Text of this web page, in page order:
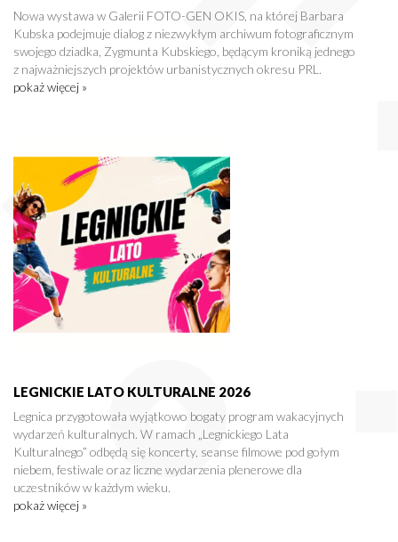
Nowa wystawa w Galerii FOTO-GEN OKIS, na której Barbara
Kubska podejmuje dialog z niezwykłym archiwum fotograficznym
swojego dziadka, Zygmunta Kubskiego, będącym kroniką jednego
z najważniejszych projektów urbanistycznych okresu PRL.
pokaż więcej »
LEGNICKIE LATO KULTURALNE 2026
Legnica przygotowała wyjątkowo bogaty program wakacyjnych
wydarzeń kulturalnych. W ramach „Legnickiego Lata
Kulturalnego” odbędą się koncerty, seanse filmowe pod gołym
niebem, festiwale oraz liczne wydarzenia plenerowe dla
uczestników w każdym wieku.
pokaż więcej »